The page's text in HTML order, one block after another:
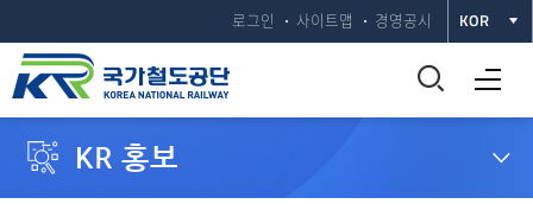
로그인 사이트맵 경영공시 KOR
통
합
전체메뉴 열기
KR 홍보